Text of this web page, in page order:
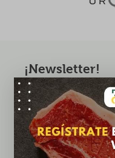
¡Newsletter!
¡Suscríbete ahora a
ofertas exclusivas!
Suscribirme